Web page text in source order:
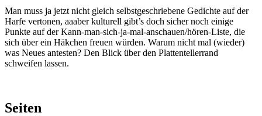
Man muss ja jetzt nicht gleich selbstgeschriebene Gedichte auf der
Harfe vertonen, aaaber kulturell gibt’s doch sicher noch einige
Punkte auf der Kann-man-sich-ja-mal-anschauen/hören-Liste, die
sich über ein Häkchen freuen würden. Warum nicht mal (wieder)
was Neues antesten? Den Blick über den Plattentellerrand
schweifen lassen.
Seiten